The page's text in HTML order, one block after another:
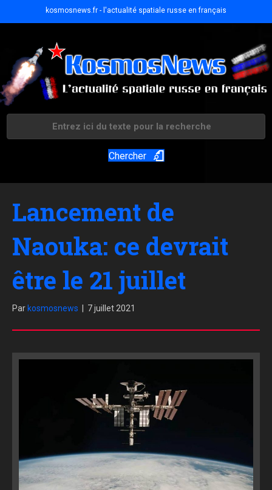
kosmosnews.fr - l'actualité spatiale russe en français
Chercher
Lancement de
Naouka: ce devrait
être le 21 juillet
Par kosmosnews 7 juillet 2021